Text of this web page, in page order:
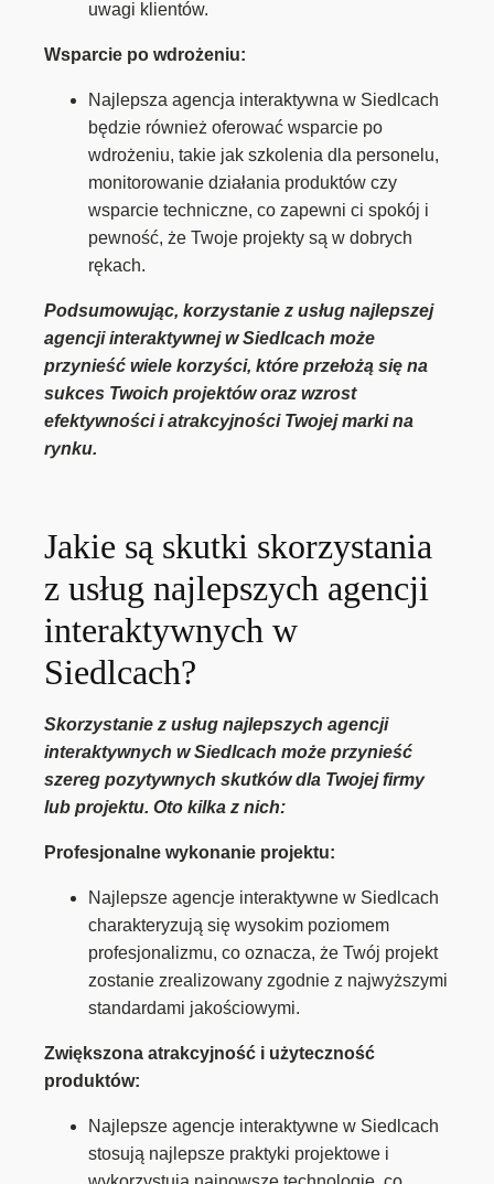
uwagi klientów.
Wsparcie po wdrożeniu:
Najlepsza agencja interaktywna w Siedlcach
będzie również oferować wsparcie po
wdrożeniu, takie jak szkolenia dla personelu,
monitorowanie działania produktów czy
wsparcie techniczne, co zapewni ci spokój i
pewność, że Twoje projekty są w dobrych
rękach.
Podsumowując, korzystanie z usług najlepszej
agencji interaktywnej w Siedlcach może
przynieść wiele korzyści, które przełożą się na
sukces Twoich projektów oraz wzrost
efektywności i atrakcyjności Twojej marki na
rynku.
Jakie są skutki skorzystania
z usług najlepszych agencji
interaktywnych w
Siedlcach?
Skorzystanie z usług najlepszych agencji
interaktywnych w Siedlcach może przynieść
szereg pozytywnych skutków dla Twojej firmy
lub projektu. Oto kilka z nich:
Profesjonalne wykonanie projektu:
Najlepsze agencje interaktywne w Siedlcach
charakteryzują się wysokim poziomem
profesjonalizmu, co oznacza, że Twój projekt
zostanie zrealizowany zgodnie z najwyższymi
standardami jakościowymi.
Zwiększona atrakcyjność i użyteczność
produktów:
Najlepsze agencje interaktywne w Siedlcach
stosują najlepsze praktyki projektowe i